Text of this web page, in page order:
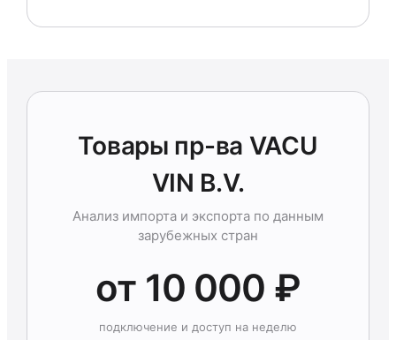
Товары пр-ва VACU
VIN B.V.
Анализ импорта и экспорта по данным
зарубежных стран
от 10 000 ₽
подключение и доступ на неделю